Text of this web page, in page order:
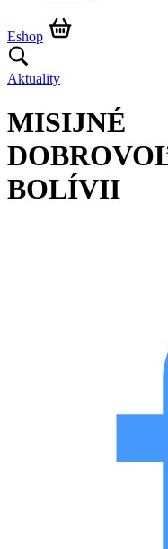
Eshop
Aktuality
MISIJNÉ
BOLÍVII